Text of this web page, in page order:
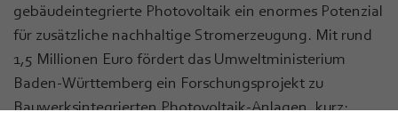
gebäudeintegrierte Photovoltaik ein enormes Potenzial
für zusätzliche nachhaltige Stromerzeugung. Mit rund
1,5 Millionen Euro fördert das Umweltministerium
Baden-Württemberg ein Forschungsprojekt zu
Bauwerksintegrierten Photovoltaik-Anlagen, kurz: